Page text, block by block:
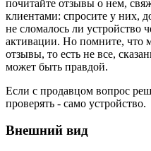
почитайте отзывы о нем,
клиентами: спросите у них,
не сломалось ли устройство
активации. Но помните, что
отзывы, то есть не все,
может быть правдой.
Если с продавцом вопрос
проверять - само устройство.
Внешний вид